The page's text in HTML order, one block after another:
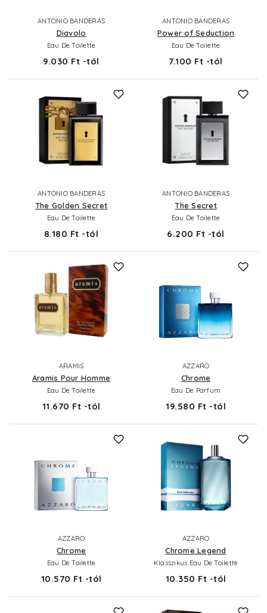
ANTONIO BANDERAS
Diavolo
Eau De Toilette
9.030 Ft -tól
ANTONIO BANDERAS
Power of Seduction
Eau De Toilette
7.100 Ft -tól
ANTONIO BANDERAS
The Golden Secret
Eau De Toilette
8.180 Ft -tól
ANTONIO BANDERAS
The Secret
Eau De Toilette
6.200 Ft -tól
ARAMIS
Aramis Pour Homme
Eau De Toilette
11.670 Ft -tól
AZZARO
Chrome
Eau De Parfum
19.580 Ft -tól
AZZARO
Chrome
Eau De Toilette
10.570 Ft -tól
AZZARO
Chrome Legend
Klasszikus Eau De Toilette
10.350 Ft -tól